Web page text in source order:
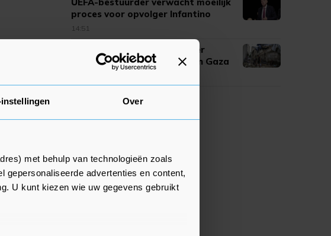
Over
met behulp van technologieën zoals
gepersonaliseerde advertenties en content,
U kunt kiezen wie uw gegevens gebruikt
proces voor opvolger Infantino
14:51
Turkije, Saudi-Arabië en meer
landen veroordelen geweld in Gaza